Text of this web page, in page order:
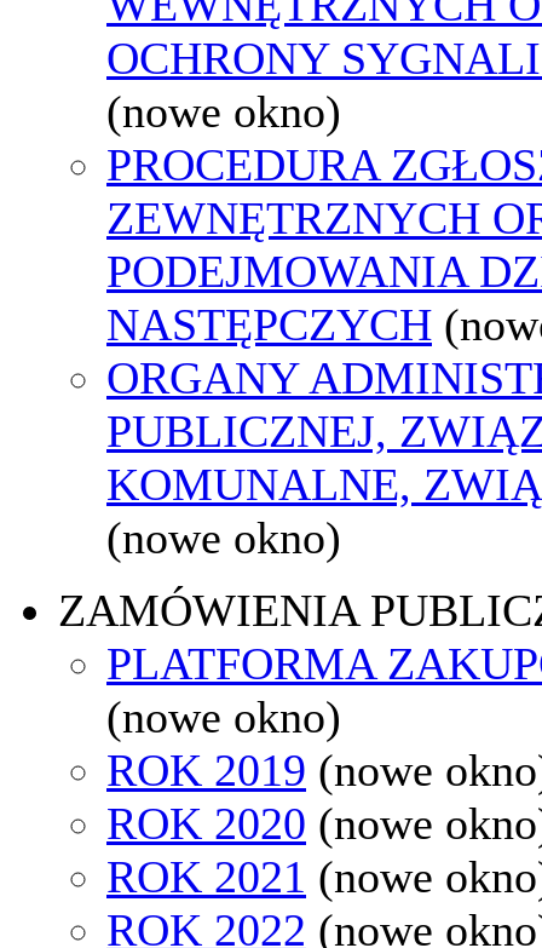
OCHRONY
(nowe okno)
PROCEDURA
ZEWNĘTRZNYCH
PODEJMOWANIA
NASTĘPCZYCH
ORGANY
PUBLICZNEJ,
KOMUNALNE,
(nowe okno)
ZAMÓWIENIA
PLATFORMA
(nowe okno)
ROK 2019 (nowe
ROK 2020 (nowe
ROK 2021 (nowe
ROK 2022 (nowe